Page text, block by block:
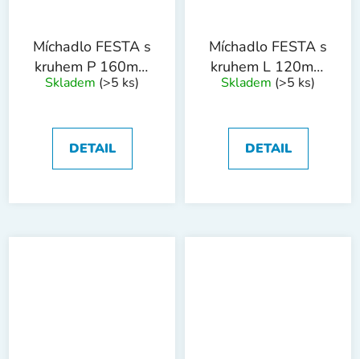
Míchadlo FESTA s
kruhem P 160mm
M14 ZN
Skladem (>5 ks)
DETAIL
Míchadlo FESTA s
kruhem L 120mm
M14 ZN
Skladem (>5 ks)
DETAIL